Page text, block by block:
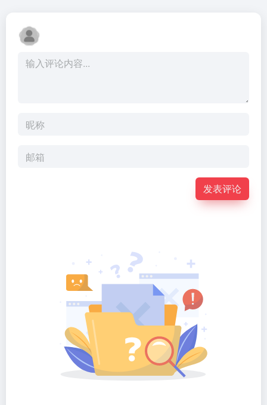
发表评论